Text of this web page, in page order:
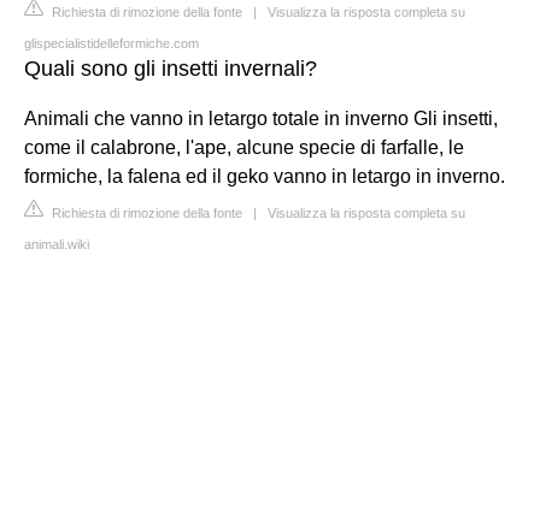
Richiesta di rimozione della fonte | Visualizza la risposta completa su
glispecialistidelleformiche.com
Quali sono gli insetti invernali?
Animali che vanno in letargo totale in inverno Gli insetti,
come il calabrone, l'ape, alcune specie di farfalle, le
formiche, la falena ed il geko vanno in letargo in inverno.
Richiesta di rimozione della fonte | Visualizza la risposta completa su
animali.wiki